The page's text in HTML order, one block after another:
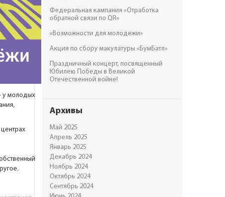
у молодых
Федеральная кампания «Отработка
обратной связи по QR»
«Возможности для молодежи»
Акция по сбору макулатуры «БумБатл»
Праздничный концерт, посвященный
Юбилею Победы в Великой
Отечественной войне!
Архивы
Май 2025
Апрель 2025
Январь 2025
Декабрь 2024
Ноябрь 2024
Октябрь 2024
Сентябрь 2024